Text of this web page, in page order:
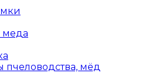
меда
пчеловодства, мёд